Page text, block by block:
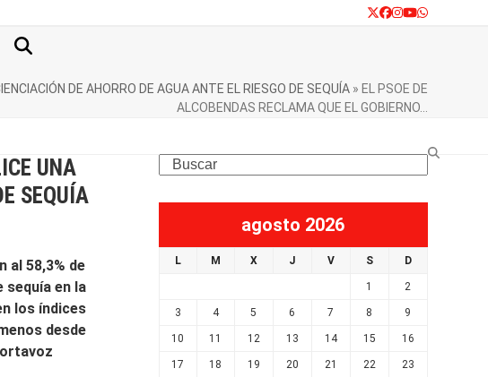
Twitter
Facebook
Instagram
YouTube
Whatsapp
DE AHORRO DE AGUA ANTE EL RIESGO DE SEQUÍA» EL PSOE DE
ALCOBENDAS RECLAMA QUE EL GOBIERNO…
UNA
SEQUÍA
al 58,3% de
sequía en la
los índices
desde
Search
agosto 2026
L M X J V S D
1 2
3 4 5 6 7 8 9
10 11 12 13 14 15 16
17 18 19 20 21 22 23